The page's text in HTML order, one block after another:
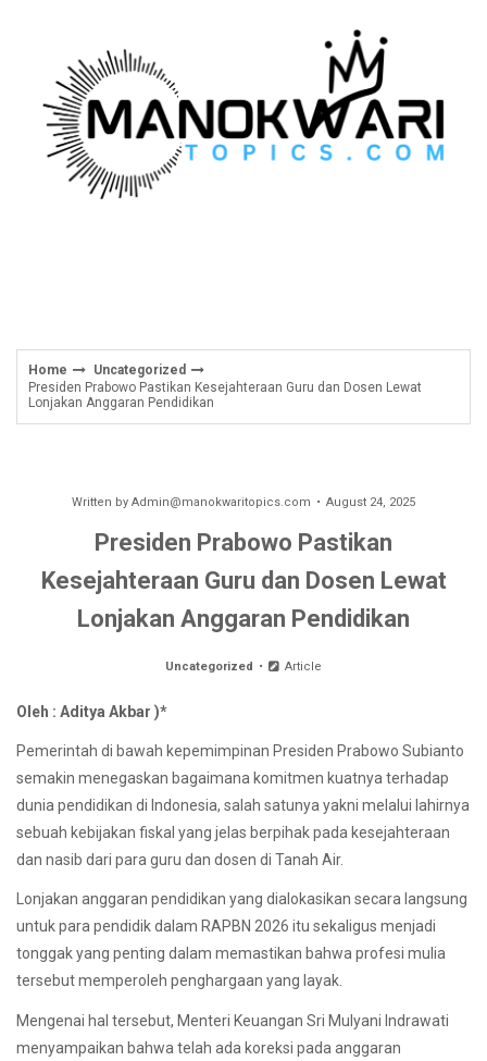
Home
Uncategorized
Presiden Prabowo Pastikan Kesejahteraan Guru dan Dosen Lewat
Lonjakan Anggaran Pendidikan
Written by Admin@manokwaritopics.com August 24, 2025
Presiden Prabowo Pastikan
Kesejahteraan Guru dan Dosen Lewat
Lonjakan Anggaran Pendidikan
Uncategorized Article
Oleh : Aditya Akbar )*
Pemerintah di bawah kepemimpinan Presiden Prabowo Subianto
semakin menegaskan bagaimana komitmen kuatnya terhadap
dunia pendidikan di Indonesia, salah satunya yakni melalui lahirnya
sebuah kebijakan fiskal yang jelas berpihak pada kesejahteraan
dan nasib dari para guru dan dosen di Tanah Air.
Lonjakan anggaran pendidikan yang dialokasikan secara langsung
untuk para pendidik dalam RAPBN 2026 itu sekaligus menjadi
tonggak yang penting dalam memastikan bahwa profesi mulia
tersebut memperoleh penghargaan yang layak.
Mengenai hal tersebut, Menteri Keuangan Sri Mulyani Indrawati
menyampaikan bahwa telah ada koreksi pada anggaran